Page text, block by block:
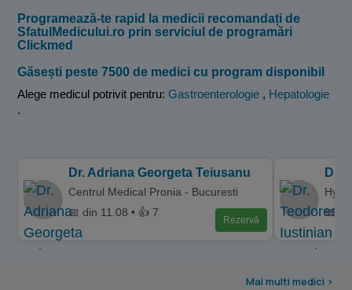
Programează-te rapid la medicii recomandați de
SfatulMedicului.ro prin serviciul de programări
Clickmed
Găsești peste 7500 de medici cu program disponibil
Alege medicul potrivit pentru: Gastroenterologie , Hepatologie
.
Dr. Adriana Georgeta Teiusanu
Centrul Medical Pronia - Bucuresti
📅 din 11.08 • 👍 7
Rezervă
Dr.
📅
Mai multi medici >